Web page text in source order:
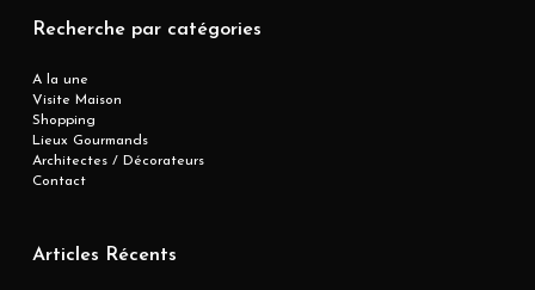
Recherche par catégories
A la une
Visite Maison
Shopping
Lieux Gourmands
Architectes / Décorateurs
Contact
Articles Récents